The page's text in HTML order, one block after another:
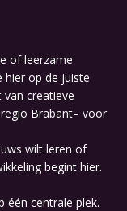
of leerzame
hier op de juiste
van creatieve
Brabant– voor
wilt leren of
begint hier.
één centrale plek.